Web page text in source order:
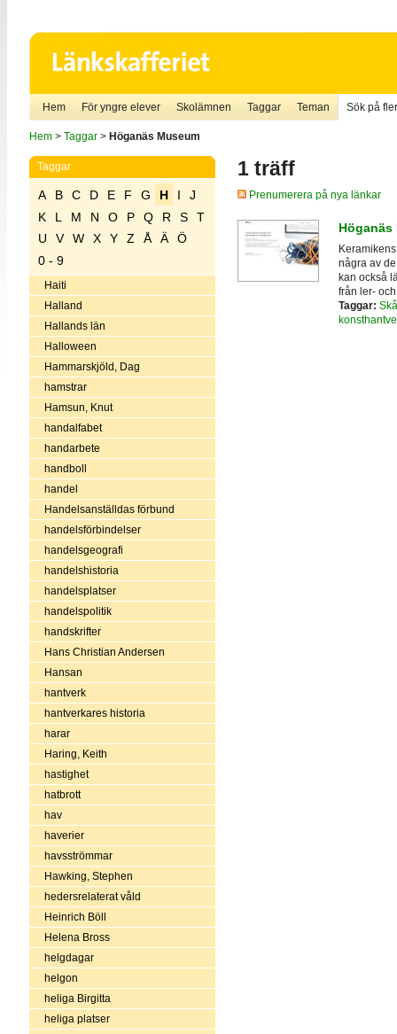
Hem För yngre elever Skolämnen Taggar Teman Sök på
Hem> Taggar> Höganäs Museum
Taggar
A B C D E F G H I
J
K
L M N O P Q R S
T
U
V W X Y Z Å Ä
Ö
0 - 9
Haiti
Halland
Hallands län
Halloween
Hammarskjöld, Dag
hamstrar
Hamsun, Knut
handalfabet
handarbete
handboll
handel
Handelsanställdas förbund
handelsförbindelser
handelsgeografi
handelshistoria
handelsplatser
handelspolitik
handskrifter
Hans Christian Andersen
Hansan
hantverk
hantverkares historia
harar
Haring, Keith
hastighet
hatbrott
hav
haverier
havsströmmar
Hawking, Stephen
hedersrelaterat våld
Heinrich Böll
Helena Bross
helgdagar
helgon
heliga Birgitta
heliga platser
1 träff
Prenumerera på nya länkar
Höganäs
några av
kan också
från ler-
Taggar: